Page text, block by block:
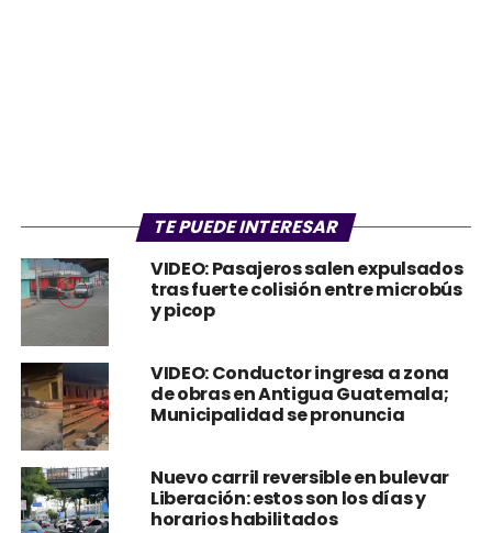
TE PUEDE INTERESAR
VIDEO: Pasajeros salen expulsados
tras fuerte colisión entre microbús
y picop
VIDEO: Conductor ingresa a zona
de obras en Antigua Guatemala;
Municipalidad se pronuncia
Nuevo carril reversible en bulevar
Liberación: estos son los días y
horarios habilitados